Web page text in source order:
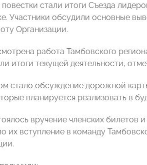
повестки стали итоги Съезда
Участники обсудили основные
Организации.
работа Тамбовского
итоги текущей деятельности,
стало обсуждение дорожной
планируется реализовать в
вручение членских
их вступление в команду